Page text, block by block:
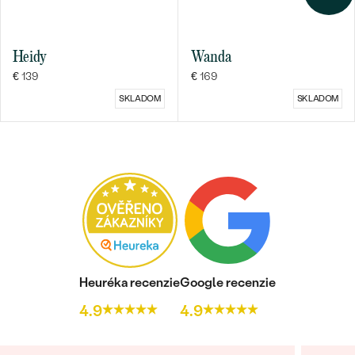
Heidy
€ 139
SKLADOM
Wanda
€ 169
SKLADOM
Heuréka recenzie
4.9
Google recenzie
4.9